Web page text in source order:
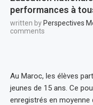
performances à
written by Perspectives
comments
Au Maroc, les élèves
jeunes de 15 ans. Ce
enregistrés en moyenne